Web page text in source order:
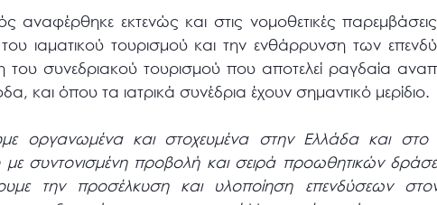
αναφέρθηκε εκτενώς και στις νομοθετικές
ιαματικού τουρισμού και την ενθάρρυνση των
συνεδριακού τουρισμού που αποτελεί ραγδαία
και όπου τα ιατρικά συνέδρια έχουν σημαντικό μερίδιο.
οργανωμένα και στοχευμένα στην Ελλάδα και στο
με συντονισμένη προβολή και σειρά προωθητικών
την προσέλκυση και υλοποίηση επενδύσεων